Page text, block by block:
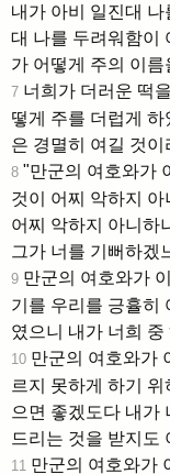
내가 아비 일진대
대 나를 두려워함이
가 어떻게 주의 이
7 너희가 더러운 떡
떻게 주를 더럽게
은 경멸히 여길 것
8 "만군의 여호와가
것이 어찌 악하지 아
어찌 악하지 아니하
그가 너를 기뻐하겠
9 만군의 여호와가
기를 우리를 긍휼히
였으니 내가 너희
10 만군의 여호와가
르지 못하게 하기
으면 좋겠도다 내가
드리는 것을 받지도
11 만군의 여호와가